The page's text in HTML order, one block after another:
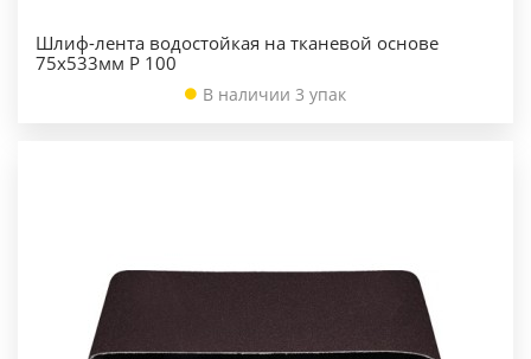
Шлиф-лента водостойкая на тканевой основе
75х533мм Р 100
В наличии 3 упак